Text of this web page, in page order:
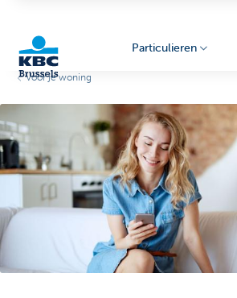
Particulieren
Voor je woning